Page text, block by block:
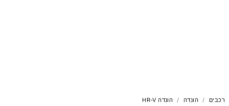
רכבים הונדה הונדה HR-V